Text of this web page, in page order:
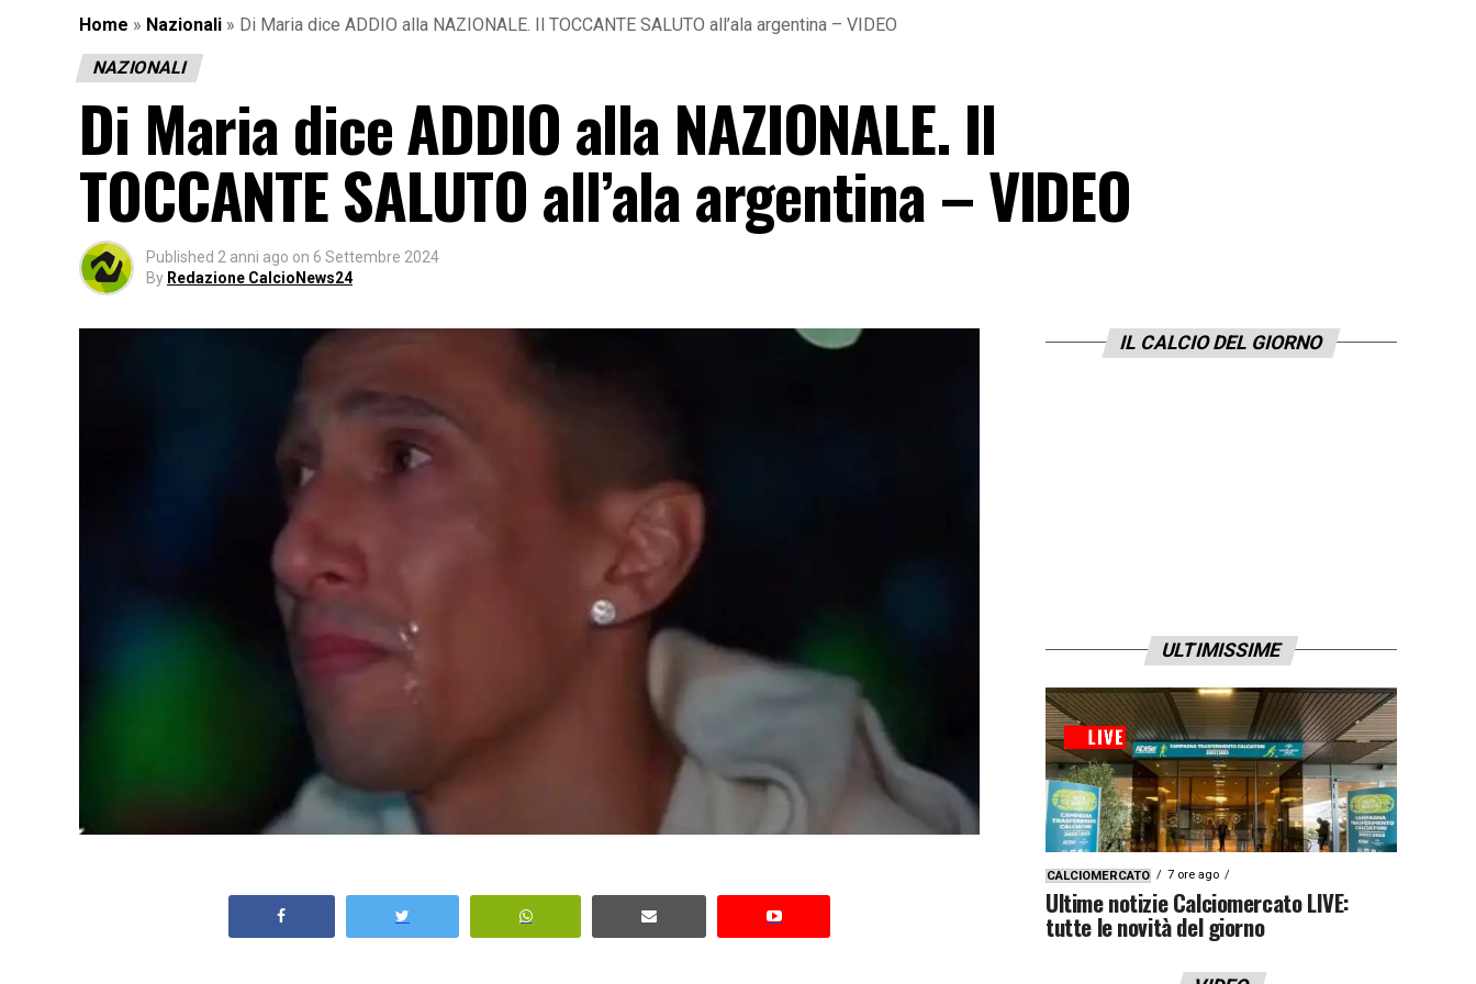
Home » Nazionali » Di Maria dice ADDIO alla NAZIONALE. Il TOCCANTE SALUTO all’ala argentina – VIDEO
NAZIONALI
Di Maria dice ADDIO alla NAZIONALE. Il
TOCCANTE SALUTO all’ala argentina – VIDEO
Published 2 anni ago on 6 Settembre 2024
By Redazione CalcioNews24
IL CALCIO DEL GIORNO
ULTIMISSIME
CALCIOMERCATO 7 ore ago
Ultime notizie Calciomercato LIVE:
tutte le novità del giorno